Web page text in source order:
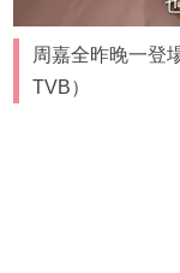
周嘉全昨晚一登
TVB）